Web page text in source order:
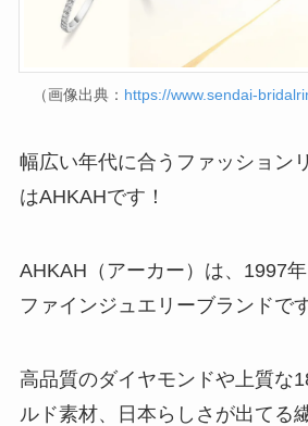
（画像出典： https://www.sendai-
幅広い年代に合うファッション
はAHKAHです！
AHKAH（アーカー）は、1997
ファインジュエリーブランドです
高品質のダイヤモンドや上質な
ルド素材、日本らしさが出てる